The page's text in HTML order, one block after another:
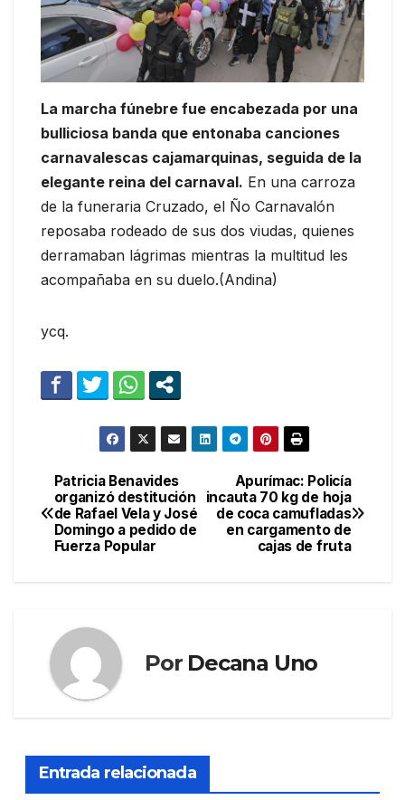
La marcha fúnebre fue encabezada por una
bulliciosa banda que entonaba canciones
carnavalescas cajamarquinas, seguida de la
elegante reina del carnaval. En una carroza
de la funeraria Cruzado, el Ño Carnavalón
reposaba rodeado de sus dos viudas, quienes
derramaban lágrimas mientras la multitud les
acompañaba en su duelo.(Andina)
ycq.
Navegación
de
entradas
Apurímac: Policía
incauta 70 kg de hoja
de coca camufladas
en cargamento de
cajas de fruta
Patricia Benavides
organizó destitución
de Rafael Vela y José
Domingo a pedido de
Fuerza Popular
Por Decana Uno
Entrada relacionada